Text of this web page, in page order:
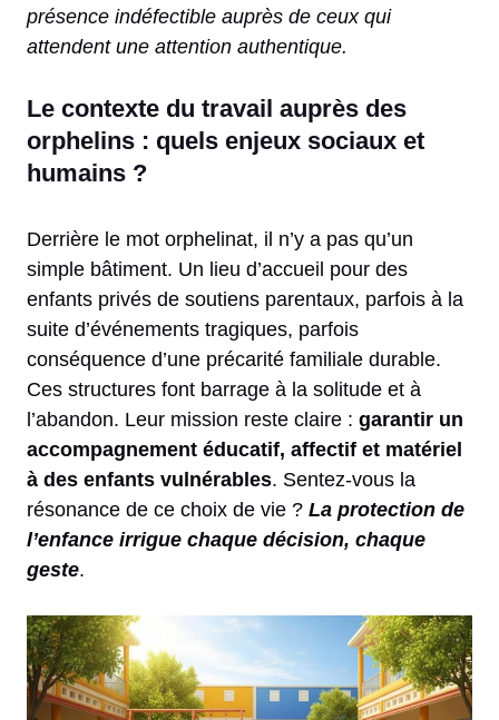
présence indéfectible auprès de ceux qui
attendent une attention authentique.
Le contexte du travail auprès des
orphelins : quels enjeux sociaux et
humains ?
Derrière le mot orphelinat, il n’y a pas qu’un
simple bâtiment. Un lieu d’accueil pour des
enfants privés de soutiens parentaux, parfois à la
suite d’événements tragiques, parfois
conséquence d’une précarité familiale durable.
Ces structures font barrage à la solitude et à
l’abandon. Leur mission reste claire : garantir un
accompagnement éducatif, affectif et matériel
à des enfants vulnérables. Sentez-vous la
résonance de ce choix de vie ? La protection de
l’enfance irrigue chaque décision, chaque
geste.